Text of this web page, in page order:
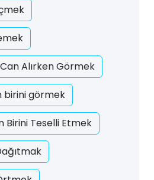
Alırken Görmek
birini görmek
Birini Teselli Etmek